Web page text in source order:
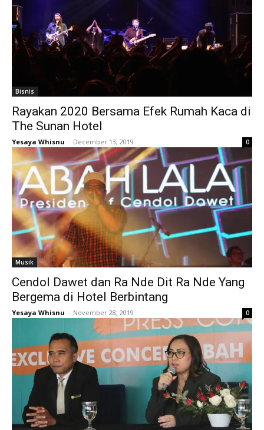
Bisnis
Rayakan 2020 Bersama Efek Rumah Kaca di
The Sunan Hotel
Yesaya Whisnu - December 13, 2019 0
Musik
Cendol Dawet dan Ra Nde Dit Ra Nde Yang
Bergema di Hotel Berbintang
Yesaya Whisnu - November 28, 2019 0